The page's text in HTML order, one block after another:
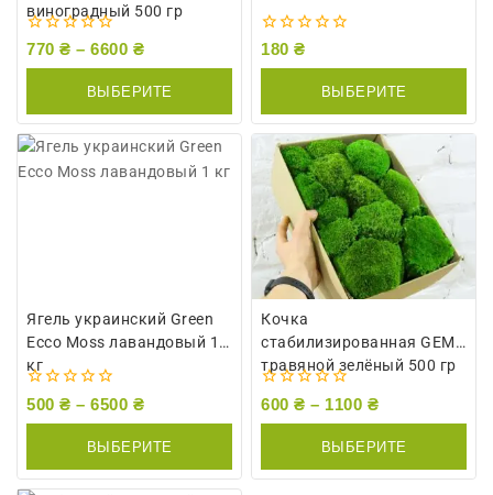
виноградный 500 гр
0
770 ₴ – 6600 ₴
ВЫБЕРИТЕ
ПАРАМЕТРЫ
0
180 ₴
ВЫБЕРИТЕ
ПАРАМЕТРЫ
Ягель украинский Green
Ecco Moss лавандовый 1
кг
0
500 ₴ – 6500 ₴
ВЫБЕРИТЕ
ПАРАМЕТРЫ
Кочка
стабилизированная GEM
травяной зелёный 500 гр
0
600 ₴ – 1100 ₴
ВЫБЕРИТЕ
ПАРАМЕТРЫ